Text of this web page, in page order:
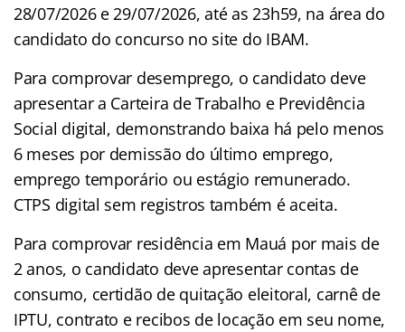
28/07/2026 e 29/07/2026, até as 23h59, na área do
candidato do concurso no site do IBAM.
Para comprovar desemprego, o candidato deve
apresentar a Carteira de Trabalho e Previdência
Social digital, demonstrando baixa há pelo menos
6 meses por demissão do último emprego,
emprego temporário ou estágio remunerado.
CTPS digital sem registros também é aceita.
Para comprovar residência em Mauá por mais de
2 anos, o candidato deve apresentar contas de
consumo, certidão de quitação eleitoral, carnê de
IPTU, contrato e recibos de locação em seu nome,